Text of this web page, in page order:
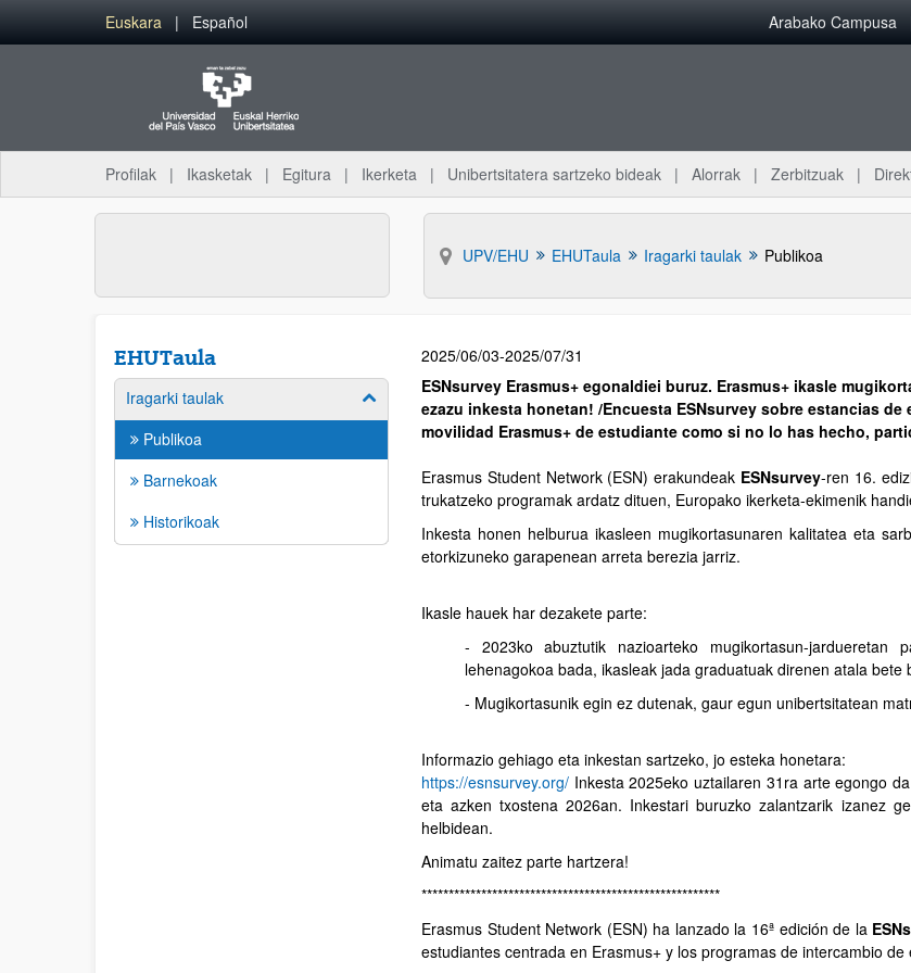
Euskara Español Arabako Campusa
Profilak Ikasketak Egitura Ikerketa Unibertsitatera sartzeko bideak Alorrak Zerbitzuak
UPV/EHU EHUTaula Iragarki taulak Publikoa
EHUTaula
Iragarki taulak
Publikoa
Barnekoak
Historikoak
2025/06/03-2025/07/31
ESNsurvey Erasmus+ egonaldiei buruz. Erasmus+ ikasle
ezazu inkesta honetan! /Encuesta ESNsurvey sobre estancias
movilidad Erasmus+ de estudiante como si no lo has hecho,
Erasmus Student Network (ESN) erakundeak ESNsurvey-ren 16.
trukatzeko programak ardatz dituen, Europako ikerketa-ekimenik
Inkesta honen helburua ikasleen mugikortasunaren kalitatea eta
etorkizuneko garapenean arreta berezia jarriz.
Ikasle hauek har dezakete parte:
- 2023ko abuztutik nazioarteko mugikortasun-
lehenagokoa bada, ikasleak jada graduatuak direnen atala bete
- Mugikortasunik egin ez dutenak, gaur egun unibertsitatean
Informazio gehiago eta inkestan sartzeko, jo esteka honetara:
https://esnsurvey.org/ Inkesta 2025eko uztailaren 31ra arte egongo
eta azken txostena 2026an. Inkestari buruzko zalantzarik izanez
helbidean.
Animatu zaitez parte hartzera!
*******************************************************
Erasmus Student Network (ESN) ha lanzado la 16ª edición de la
estudiantes centrada en Erasmus+ y los programas de intercambio de